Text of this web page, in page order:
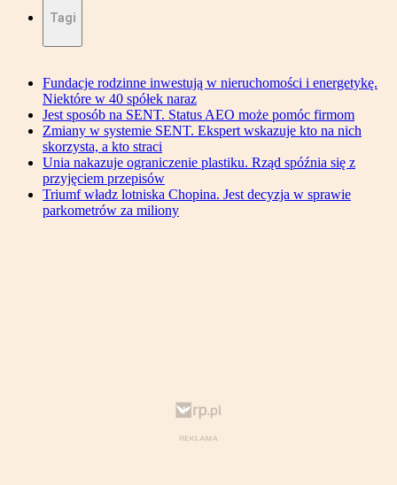
Tagi
Fundacje rodzinne inwestują w nieruchomości i energetykę.
Niektóre w 40 spółek naraz
Jest sposób na SENT. Status AEO może pomóc firmom
Zmiany w systemie SENT. Ekspert wskazuje kto na nich
skorzysta, a kto straci
Unia nakazuje ograniczenie plastiku. Rząd spóźnia się z
przyjęciem przepisów
Triumf władz lotniska Chopina. Jest decyzja w sprawie
parkometrów za miliony